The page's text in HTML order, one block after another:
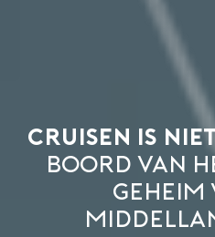
Cruisen is
boord van
geheim